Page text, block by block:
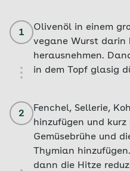
1
Olivenöl in einem
vegane Wurst darin
herausnehmen.
in dem Topf glasig
2
Fenchel, Sellerie,
hinzufügen und
Gemüsebrühe und
Thymian
dann die Hitze